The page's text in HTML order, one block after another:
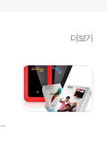
더보기